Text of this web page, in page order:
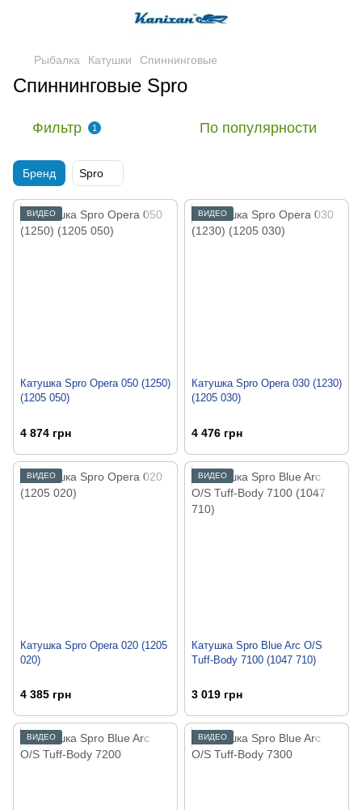
Рыбалка Катушки Спиннинговые
Спиннинговые Spro
Фильтр 1 По популярности
Бренд Spro
ВИДЕО
Катушка Spro Opera 050 (1250)
(1205 050)
4 874 грн
ВИДЕО
Катушка Spro Opera 030 (1230)
(1205 030)
4 476 грн
ВИДЕО
Катушка Spro Opera 020 (1205
020)
4 385 грн
ВИДЕО
Катушка Spro Blue Arc O/S
Tuff-Body 7100 (1047 710)
3 019 грн
ВИДЕО ВИДЕО